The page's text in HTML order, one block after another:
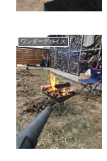
ワンダーデバイス